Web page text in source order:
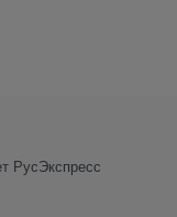
РусЭкспресс